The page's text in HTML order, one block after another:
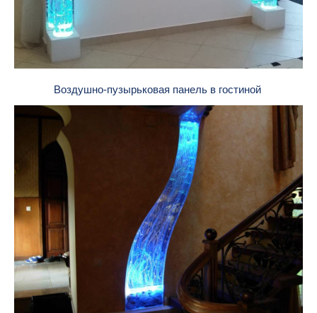
Воздушно-пузырьковая панель в гостиной